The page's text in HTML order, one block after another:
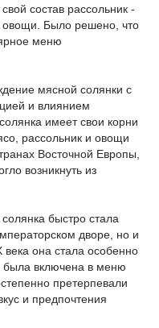
состав рассольник -
овощи. Было решено, что
меню
мясной солянки с
и влиянием
имеет свои корни
рассольник и овощи
Восточной Европы,
возникнуть из
быстро стала
дворе, но и
она стала особенно
была включена в меню
претерпевали
и предпочтения